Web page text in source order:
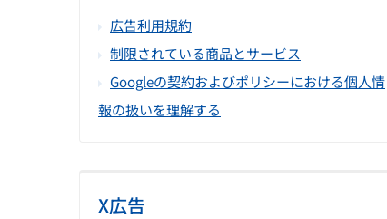
広告利用規約
制限されている商品とサービス
Googleの契約およびポリシーにおける個人情
報の扱いを理解する
X広告